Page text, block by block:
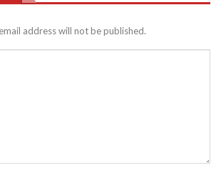
address will not be published.